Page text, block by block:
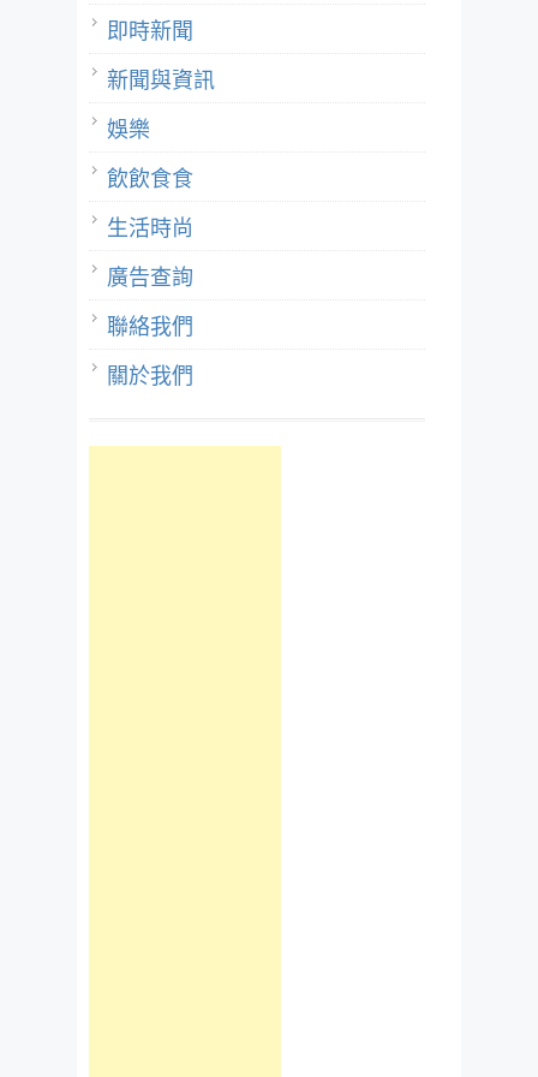
即時新聞
新聞與資訊
娛樂
飲飲食食
生活時尚
廣告查詢
聯絡我們
關於我們